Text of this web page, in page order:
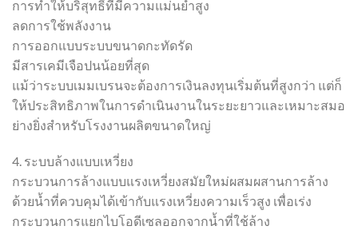
การทำให้บริสุทธิ์ที่มีความแม่นยำสูง
ลดการใช้พลังงาน
การออกแบบระบบขนาดกะทัดรัด
มีสารเคมีเจือปนน้อยที่สุด
แม้ว่าระบบเมมเบรนจะต้องการเงินลงทุนเริ่มต้นที่สูงกว่า แต่ก็
ให้ประสิทธิภาพในการดำเนินงานในระยะยาวและเหมาะสมอ
ย่างยิ่งสำหรับโรงงานผลิตขนาดใหญ่
4. ระบบล้างแบบเหวี่ยง
กระบวนการล้างแบบแรงเหวี่ยงสมัยใหม่ผสมผสานการล้าง
ด้วยน้ำที่ควบคุมได้เข้ากับแรงเหวี่ยงความเร็วสูง เพื่อเร่ง
กระบวนการแยกไบโอดีเซลออกจากน้ำที่ใช้ล้าง